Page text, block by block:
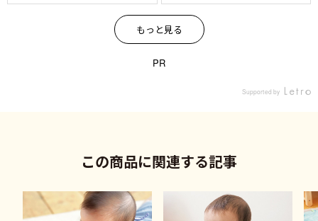
┈┈┈┈••✼••┈┈┈┈••✼
いつも見てくださりありがと
うございます🤍 妊娠
トーイベビーギフトセット #ボ
マスプレゼント #ベビスタグラ
ム #生後７ヶ月 #男の子育児 #
バカ部 #ベビー #ママカメラ #
成長記録 #1歳0ヶ月 #アンビト
ーイ #babystagram #baby #m
amacamera #babylife #babygir
もっと見る
PR
Supported by
この商品に関連する記事